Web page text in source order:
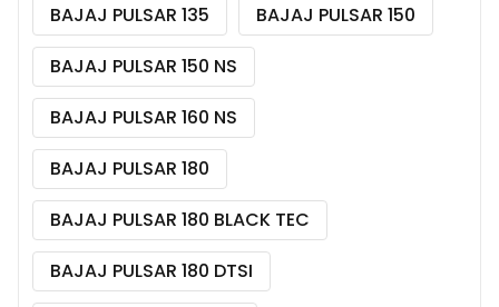
BAJAJ PULSAR 135
BAJAJ PULSAR 150
BAJAJ PULSAR 150 NS
BAJAJ PULSAR 160 NS
BAJAJ PULSAR 180
BAJAJ PULSAR 180 BLACK TEC
BAJAJ PULSAR 180 DTSI